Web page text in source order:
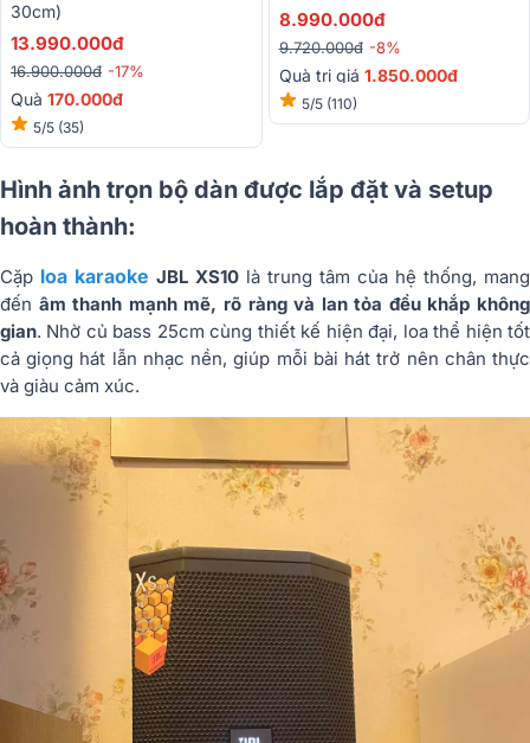
30cm)
13.990.000đ
16.900.000đ -17%
Quà 170.000đ
5/5 (35)
8.990.000đ
9.720.000đ -8%
Quà trị giá 1.850.000đ
5/5 (110)
Hình ảnh trọn bộ dàn được lắp đặt và setup
hoàn thành:
Cặp loa karaoke JBL XS10 là trung tâm của hệ thống, mang
đến âm thanh mạnh mẽ, rõ ràng và lan tỏa đều khắp không
gian. Nhờ củ bass 25cm cùng thiết kế hiện đại, loa thể hiện tốt
cả giọng hát lẫn nhạc nền, giúp mỗi bài hát trở nên chân thực
và giàu cảm xúc.